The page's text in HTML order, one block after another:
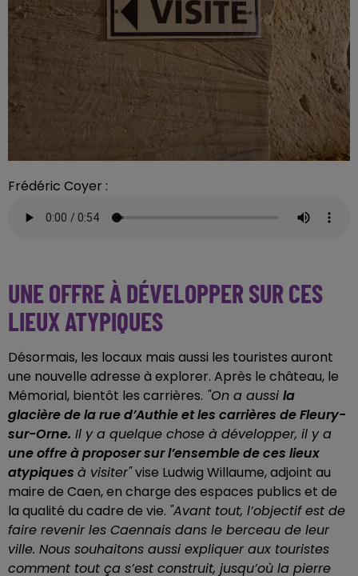
Frédéric Coyer :
UNE OFFRE À DÉVELOPPER SUR CES
LIEUX ATYPIQUES
Désormais, les locaux mais aussi les touristes auront
une nouvelle adresse à explorer. Après le château, le
Mémorial, bientôt les carrières. "On a aussi la
glacière de la rue d’Authie et les carrières de Fleury-
sur-Orne. Il y a quelque chose à développer, il y a
une offre à proposer sur l’ensemble de ces lieux
atypiques à visiter"vise Ludwig Willaume, adjoint au
maire de Caen, en charge des espaces publics et de
la qualité du cadre de vie. "Avant tout, l’objectif est de
faire revenir les Caennais dans le berceau de leur
ville. Nous souhaitons aussi expliquer aux touristes
comment tout ça s’est construit, jusqu’où la pierre